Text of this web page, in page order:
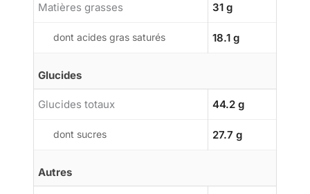
Matières grasses 31 g
dont acides gras saturés 18.1 g
Glucides
Glucides totaux 44.2 g
dont sucres 27.7 g
Autres